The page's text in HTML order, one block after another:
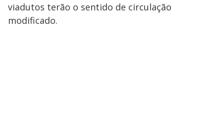
viadutos terão o sentido de circulação
modificado.